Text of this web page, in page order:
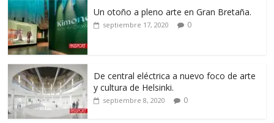
Un otoño a pleno arte en Gran Bretaña.
septiembre 17, 2020 0
De central eléctrica a nuevo foco de arte
y cultura de Helsinki.
septiembre 8, 2020 0